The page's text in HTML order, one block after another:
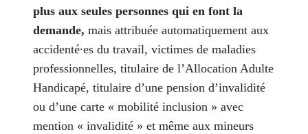
plus aux seules personnes qui en font la
demande, mais attribuée automatiquement aux
accidenté∙es du travail, victimes de maladies
professionnelles, titulaire de l’Allocation Adulte
Handicapé, titulaire d’une pension d’invalidité
ou d’une carte « mobilité inclusion » avec
mention « invalidité » et même aux mineurs